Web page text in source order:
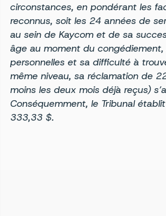
circonstances, en pondérant les
reconnus, soit les 24 années de
au sein de Kaycom et de sa
âge au moment du
personnelles et sa difficulté à
même niveau, sa réclamation de
moins les deux mois déjà reçus)
Conséquemment, le Tribunal
333,33 $.